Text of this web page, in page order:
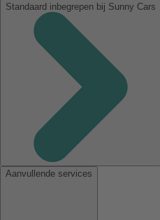
Standaard inbegrepen bij Sunny Cars
Aanvullende services